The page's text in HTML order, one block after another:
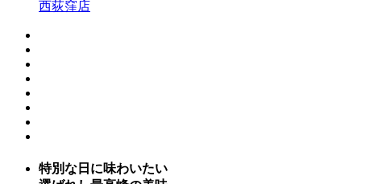
西荻窪店
特別な日に味わいたい